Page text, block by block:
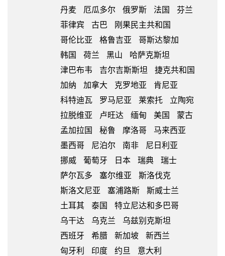
丹麦
厄瓜多尔 俄罗斯 法国
芬兰
菲律宾
古巴
刚果民主共和国
哥伦比亚
格鲁吉亚
哥斯达黎加
韩国
荷兰 黑山
哈萨克斯坦
津巴布韦
吉尔吉斯斯坦
捷克共和国
加纳
加拿大 克罗地亚
肯尼亚
科特迪瓦
罗马尼亚 莱索托
立陶宛
拉脱维亚
卢旺达 缅甸 美国
蒙古
孟加拉国
秘鲁 摩洛哥
马来西亚
墨西哥
尼泊尔 南非
尼日利亚
挪威
葡萄牙 日本 瑞典
瑞士
萨尔瓦多
塞尔维亚
斯洛伐克
斯洛文尼亚
塞浦路斯
斯威士兰
土耳其
泰国
特立尼达和多巴哥
乌干达
乌克兰
乌兹别克斯坦
西班牙
希腊 新加坡
新西兰
匈牙利
印度 约旦
意大利